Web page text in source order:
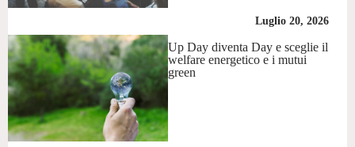
Luglio 20, 2026
Up Day diventa Day e sceglie il
welfare energetico e i mutui
green